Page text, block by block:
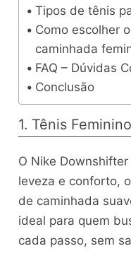
Tipos de tênis
Como escolher
caminhada
FAQ – Dúvidas
Conclusão
1. Tênis
O Nike
leveza e conforto,
de caminhada
ideal para quem
cada passo, sem